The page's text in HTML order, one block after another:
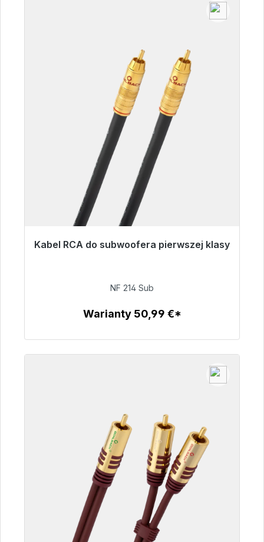
Kabel RCA do subwoofera pierwszej klasy
Gotowy do natychmiastowej wysyłki, czas
94,00 €
NF 214 Sub
Warianty 50,99 €*